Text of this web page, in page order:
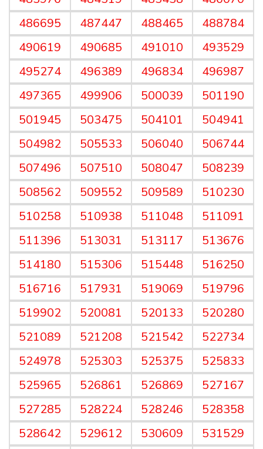
486695
487447 488465
488784
490619
490685 491010
493529
495274
496389 496834
496987
497365
499906 500039
501190
501945
503475 504101
504941
504982
505533 506040
506744
507496
507510 508047
508239
508562
509552 509589
510230
510258
510938 511048
511091
511396
513031 513117
513676
514180
515306 515448
516250
516716
517931 519069
519796
519902
520081 520133
520280
521089
521208 521542
522734
524978
525303 525375
525833
525965
526861 526869
527167
527285
528224 528246
528358
528642
529612 530609
531529